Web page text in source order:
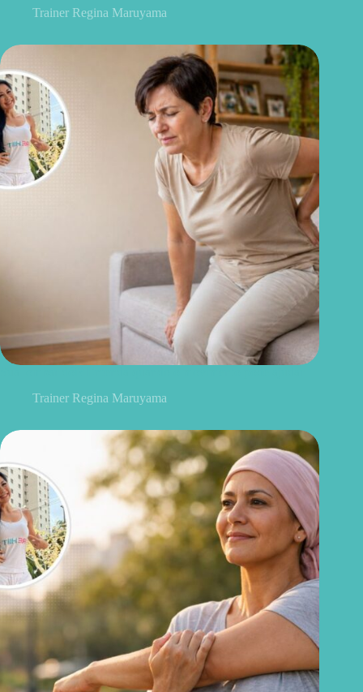
Trainer Regina Maruyama
Trainer Regina Maruyama